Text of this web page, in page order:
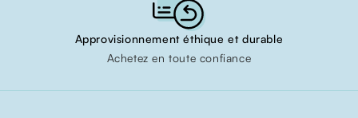
Approvisionnement éthique et durable
Achetez en toute confiance